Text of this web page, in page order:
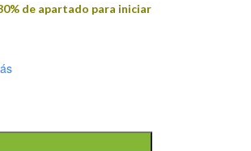
de apartado para iniciar